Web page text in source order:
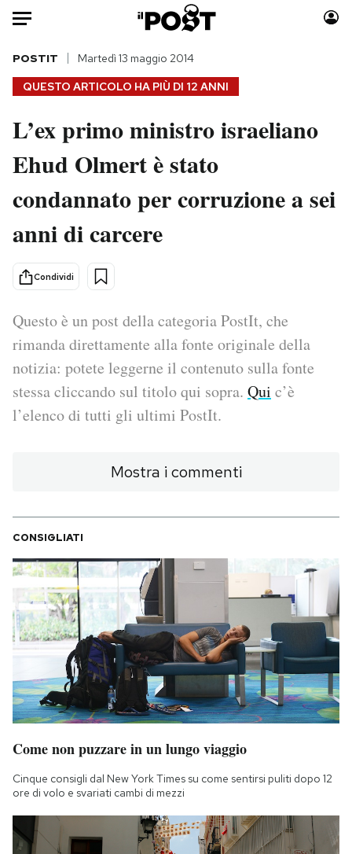
Auto
HOME
Italia
Politica
Tecnologia
Scienza
Cultura
Economia
Sport
Moda
Consumismi
Storie/Idee
Mondiali calcio 2026
PODCAST
SHOP
CALENDARIO
AREA PERSONALE
Area Personale
Newsletter
Notifiche mobile
Hai bisogno di aiuto?
Esci
QUESTO ARTICOLO HA PIÙ DI 12 ANNI
POSTIT Martedì 13 maggio 2014
L’ex primo ministro israeliano
Ehud Olmert è stato
condannato per corruzione a sei
anni di carcere
Condividi
Questo è un post della categoria PostIt, che
rimanda direttamente alla fonte originale della
notizia: potete leggerne il contenuto sulla fonte
stessa cliccando sul titolo qui sopra. Qui c’è
l’elenco di tutti gli ultimi PostIt.
Mostra i commenti
CONSIGLIATI
Come non puzzare in un lungo viaggio
Cinque consigli dal New York Times su come sentirsi puliti dopo 12
ore di volo e svariati cambi di mezzi